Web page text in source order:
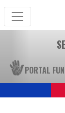
PORTAL